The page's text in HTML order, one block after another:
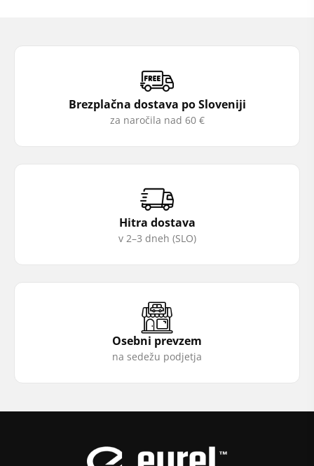
Brezplačna dostava po Sloveniji
za naročila nad 60 €
Hitra dostava
v 2–3 dneh (SLO)
Osebni prevzem
na sedežu podjetja